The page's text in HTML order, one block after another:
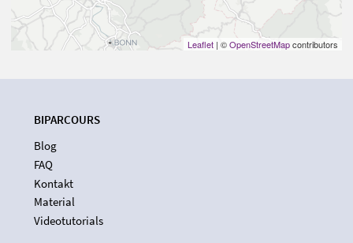
Leaflet | ©OpenStreetMapcontributors
BIPARCOURS
Blog
FAQ
Kontakt
Material
Videotutorials